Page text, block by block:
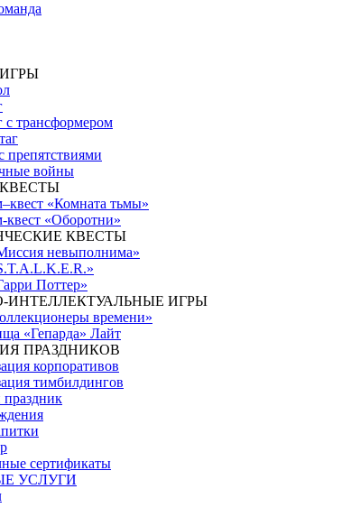
с трансформером
препятствиями
войны
«Комната тьмы»
квест «Оборотни»
КВЕСТЫ
невыполнима»
Поттер»
ИНТЕЛЛЕКТУАЛЬНЫЕ ИГРЫ
времени»
«Гепарда» Лайт
ПРАЗДНИКОВ
корпоративов
тимбилдингов
праздник
сертификаты
УСЛУГИ